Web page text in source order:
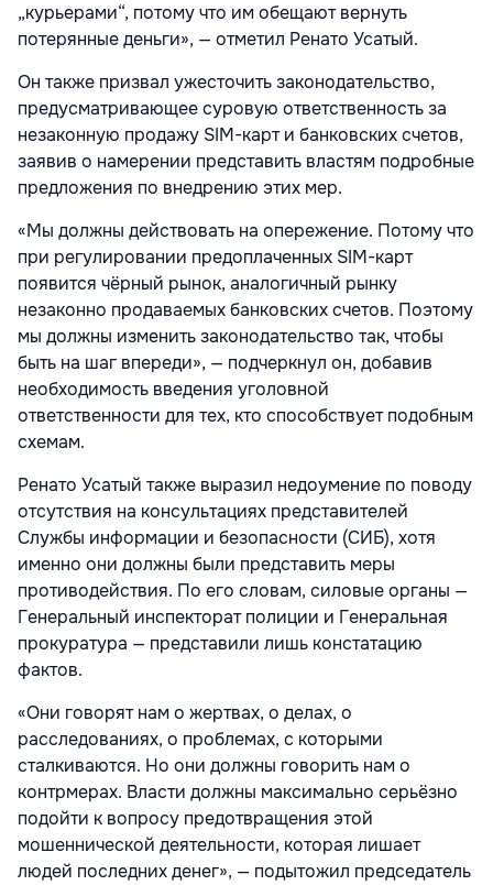
„курьерами“, потому что им обещают вернуть
потерянные деньги», — отметил Ренато Усатый.
Он также призвал ужесточить законодательство,
предусматривающее суровую ответственность за
незаконную продажу SIM-карт и банковских счетов,
заявив о намерении представить властям подробные
предложения по внедрению этих мер.
«Мы должны действовать на опережение. Потому что
при регулировании предоплаченных SIM-карт
появится чёрный рынок, аналогичный рынку
незаконно продаваемых банковских счетов. Поэтому
мы должны изменить законодательство так, чтобы
быть на шаг впереди», — подчеркнул он, добавив
необходимость введения уголовной
ответственности для тех, кто способствует подобным
схемам.
Ренато Усатый также выразил недоумение по поводу
отсутствия на консультациях представителей
Службы информации и безопасности (СИБ), хотя
именно они должны были представить меры
противодействия. По его словам, силовые органы —
Генеральный инспекторат полиции и Генеральная
прокуратура — представили лишь констатацию
фактов.
«Они говорят нам о жертвах, о делах, о
расследованиях, о проблемах, с которыми
сталкиваются. Но они должны говорить нам о
контрмерах. Власти должны максимально серьёзно
подойти к вопросу предотвращения этой
мошеннической деятельности, которая лишает
людей последних денег», — подытожил председатель